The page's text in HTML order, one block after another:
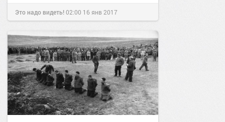
Это надо видеть!02:00 16 янв 2017